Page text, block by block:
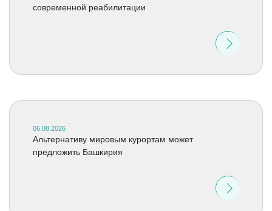
современной реабилитации
06.08.2026
Альтернативу мировым курортам может
предложить Башкирия